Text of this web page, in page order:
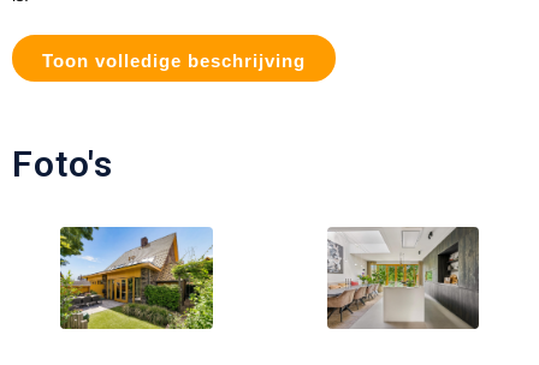
Toon volledige beschrijving
Foto's